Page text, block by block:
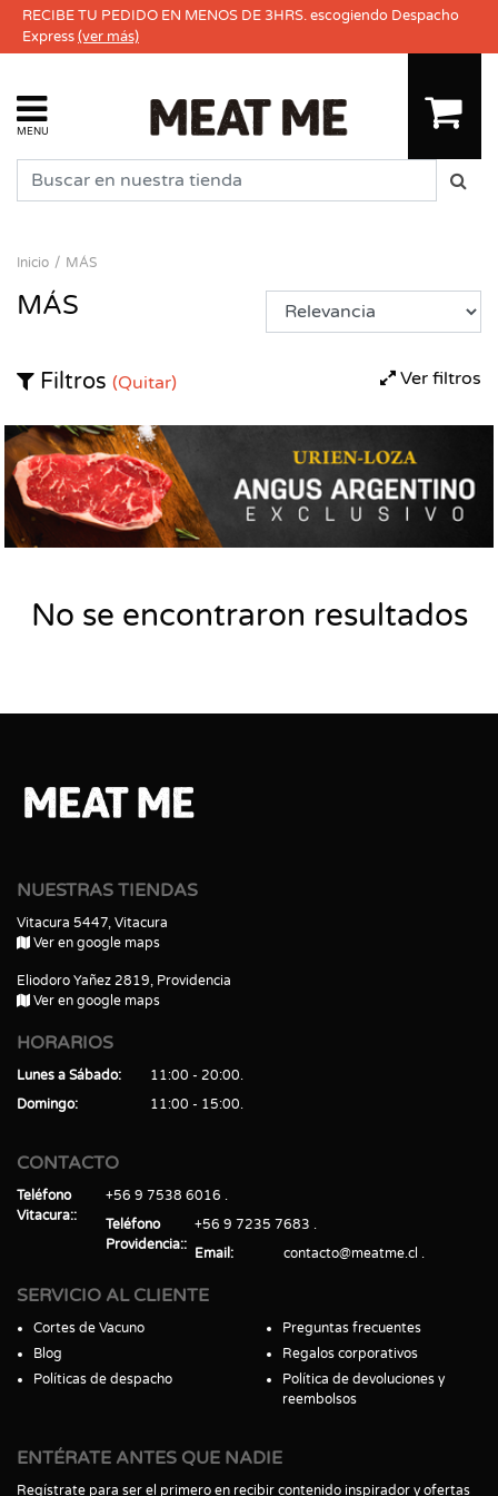
RECIBE TU PEDIDO EN MENOS DE 3HRS. escogiendo Despacho
Express(ver más)
MENU
Inicio MÁS
MÁS
Ver filtros
Filtros (Quitar)
No se encontraron resultados
NUESTRAS TIENDAS
Vitacura 5447, Vitacura
Ver en google maps
Eliodoro Yañez 2819, Providencia
Ver en google maps
HORARIOS
Lunes a Sábado
11:00 - 20:00
Domingo
11:00 - 15:00
CONTACTO
Teléfono
Vitacura:
+56 9 7538 6016
Teléfono
Providencia:
+56 9 7235 7683
Email
contacto@meatme.cl
SERVICIO AL CLIENTE
Cortes de Vacuno
Blog
Políticas de despacho
Preguntas frecuentes
Regalos corporativos
Política de devoluciones y
reembolsos
ENTÉRATE ANTES QUE NADIE
Regístrate para ser el primero en recibir contenido inspirador y ofertas